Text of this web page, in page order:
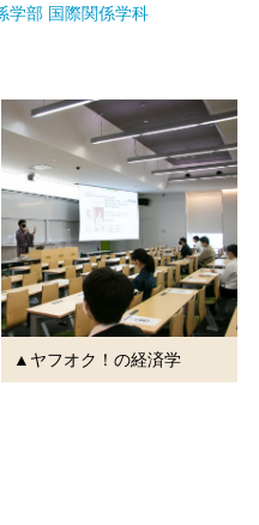
学部 国際関係学科
▲ヤフオク！の経済学